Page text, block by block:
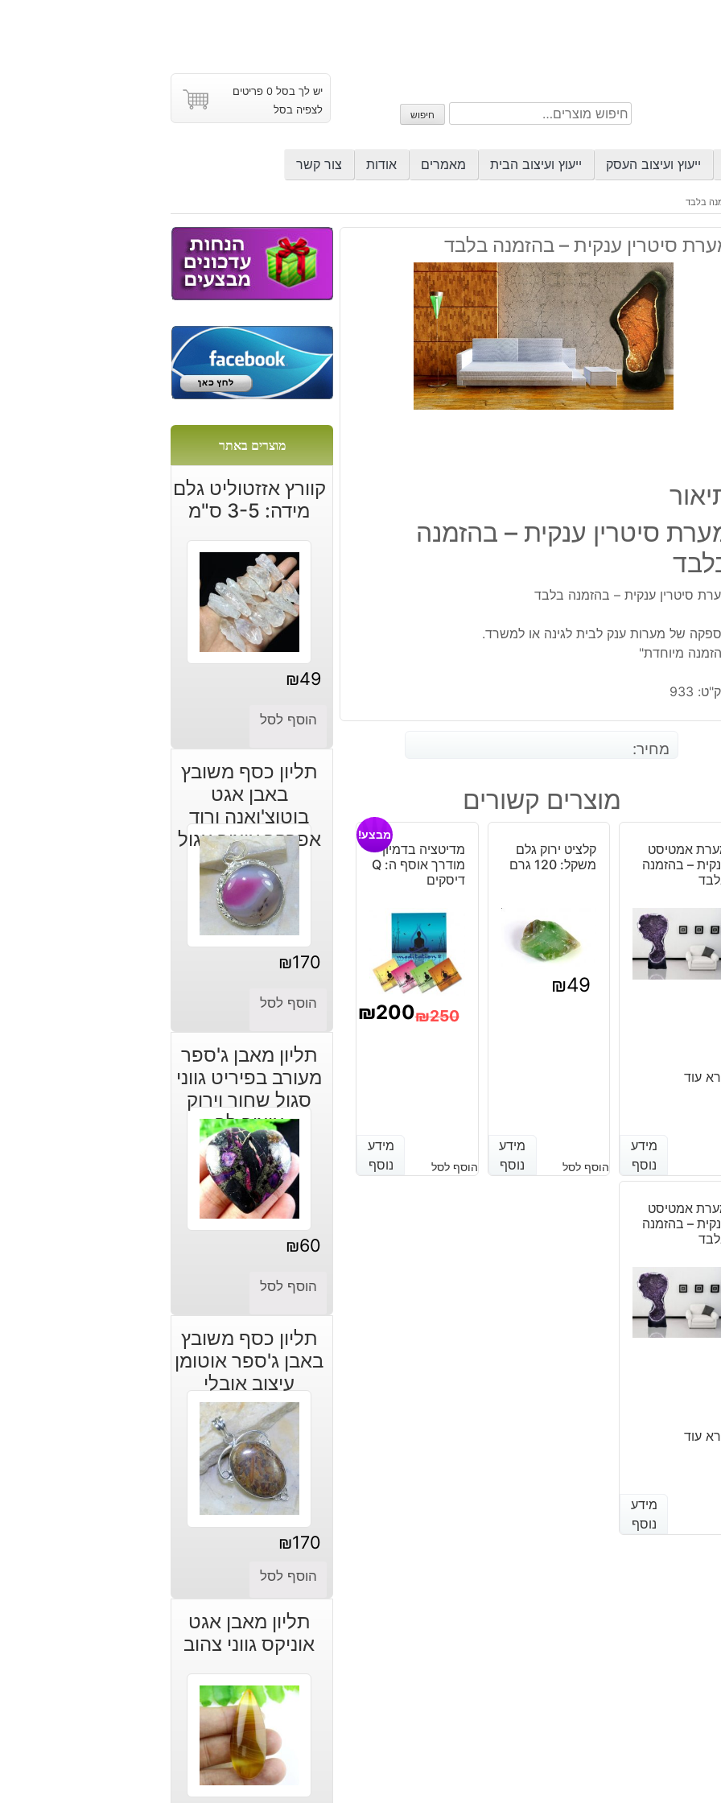
חיפוש
עבור:
חיפוש
יש לך בסל 0 פריטים
לצפיה בסל
ייעוץ ועיצוב העסק ייעוץ ועיצוב הבית מאמרים אודות צור קשר
בלבד
סיטרין ענקית – בהזמנה בלבד
סיטרין ענקית – בהזמנה
סיטרין ענקית – בהזמנה בלבד
של מערות ענק לבית לגינה או למשרד.
מיוחדת"
933
מחיר:
מוצרים קשורים
אמטיסט
– בהזמנה
מידע
נוסף
עוד
מידע
נוסף
קלציט ירוק גלם
משקל: 120 גרם
₪49
מידע
נוסף
הוסף לסל
מידע
נוסף
מדיטציה בדמיון
מודרך אוסף ה: Q
דיסקים
מבצע!
₪250
₪200
מידע
נוסף
הוסף לסל
מידע
נוסף
אמטיסט
– בהזמנה
מידע
נוסף
עוד
מידע
נוסף
מוצרים באתר
קוורץ אזזטוליט גלם
מידה: 3-5 ס"מ
₪49
הוסף לסל
תליון כסף משובץ
באבן אגט
בוטוצ'ואנה ורוד
אפרפר עיצוב עגול
₪170
הוסף לסל
תליון מאבן ג'ספר
מעורב בפיריט גווני
סגול שחור וירוק
עיצוב לב
₪60
הוסף לסל
תליון כסף משובץ
באבן ג'ספר אוטומן
עיצוב אובלי
₪170
הוסף לסל
תליון מאבן אגט
אוניקס גווני צהוב